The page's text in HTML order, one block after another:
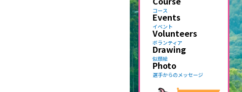
コース
Events
イベント
Volunteers
ボランティア
Drawing
似顔絵
Photo
選手からのメッセージ